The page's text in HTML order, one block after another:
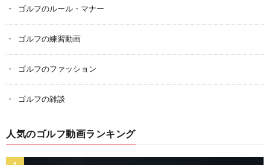
ゴルフのルール・マナー
ゴルフの練習動画
ゴルフのファッション
ゴルフの雑談
人気のゴルフ動画ランキング